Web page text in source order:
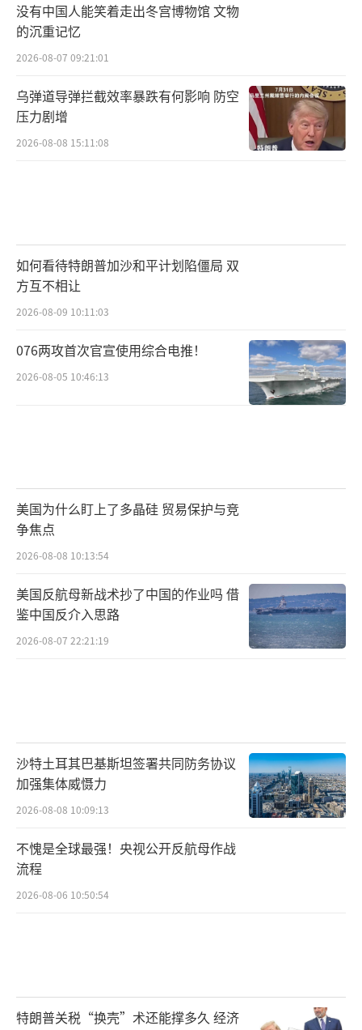
没有中国人能笑着走出冬宫博物馆 文物
的沉重记忆
2026-08-07 09:21:01
乌弹道导弹拦截效率暴跌有何影响 防空
压力剧增
2026-08-08 15:11:08
如何看待特朗普加沙和平计划陷僵局 双
方互不相让
2026-08-09 10:11:03
076两攻首次官宣使用综合电推！
2026-08-05 10:46:13
美国为什么盯上了多晶硅 贸易保护与竞
争焦点
2026-08-08 10:13:54
美国反航母新战术抄了中国的作业吗 借
鉴中国反介入思路
2026-08-07 22:21:19
沙特土耳其巴基斯坦签署共同防务协议
加强集体威慑力
2026-08-08 10:09:13
不愧是全球最强！央视公开反航母作战
流程
2026-08-06 10:50:54
特朗普关税“换壳”术还能撑多久 经济